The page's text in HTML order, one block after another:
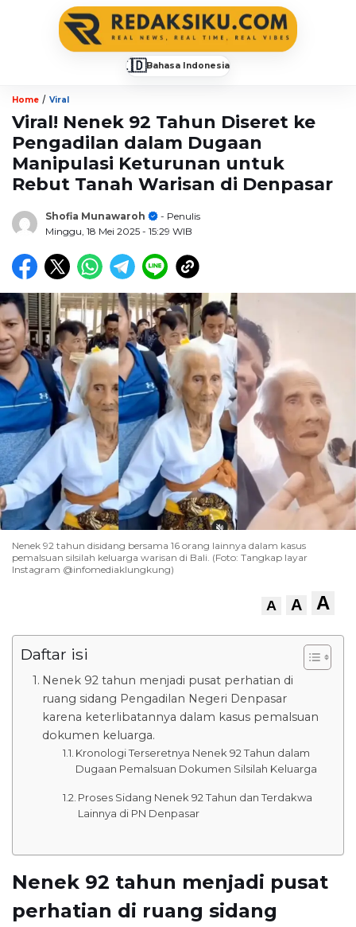
🇮🇩Bahasa Indonesia
Home / Viral
Viral! Nenek 92 Tahun Diseret ke
Pengadilan dalam Dugaan
Manipulasi Keturunan untuk
Rebut Tanah Warisan di Denpasar
Shofia Munawaroh
- Penulis
Minggu, 18 Mei 2025 - 15:29 WIB
Nenek 92 tahun disidang bersama 16 orang lainnya dalam kasus
pemalsuan silsilah keluarga warisan di Bali. (Foto: Tangkap layar
Instagram @infomediaklungkung)
A A A
Daftar isi
Nenek 92 tahun menjadi pusat perhatian di
ruang sidang Pengadilan Negeri Denpasar
karena keterlibatannya dalam kasus pemalsuan
dokumen keluarga.
Kronologi Terseretnya Nenek 92 Tahun dalam
Dugaan Pemalsuan Dokumen Silsilah Keluarga
Proses Sidang Nenek 92 Tahun dan Terdakwa
Lainnya di PN Denpasar
Nenek 92 tahun menjadi pusat
perhatian di ruang sidang